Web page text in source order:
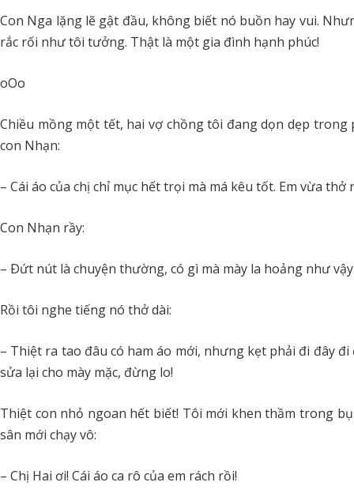
Con Nga lặng lẽ gật đầu, không biết nó buồn hay vui.
rắc rối như tôi tưởng. Thật là một gia đình hạnh phúc!
oOo
Chiều mồng một tết, hai vợ chồng tôi đang dọn dẹp
con Nhạn:
– Cái áo của chị chỉ mục hết trọi mà má kêu tốt. Em vừa
Con Nhạn rầy:
– Ðứt nút là chuyện thường, có gì mà mày la hoảng như
Rồi tôi nghe tiếng nó thở dài:
– Thiệt ra tao đâu có ham áo mới, nhưng kẹt phải đi đây
sửa lại cho mày mặc, đừng lo!
Thiệt con nhỏ ngoan hết biết! Tôi mới khen thầm trong
sân mới chạy vô:
– Chị Hai ơi! Cái áo ca rô của em rách rồi!